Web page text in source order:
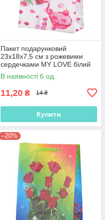
Пакет подарунковий
23х18х7,5 см з рожевими
сердечками MY LOVE білий
(42301.009)
В наявності 6 од.
11,20 ₴ 14 ₴
Купити
–20%